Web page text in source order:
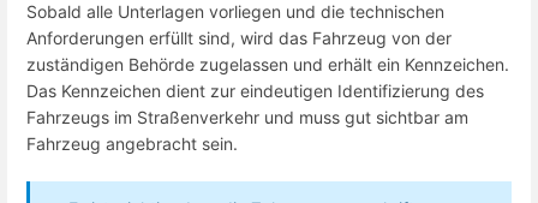
Sobald alle Unterlagen vorliegen und die technischen
Anforderungen erfüllt sind, wird das Fahrzeug von der
zuständigen Behörde zugelassen und erhält ein Kennzeichen.
Das Kennzeichen dient zur eindeutigen Identifizierung des
Fahrzeugs im Straßenverkehr und muss gut sichtbar am
Fahrzeug angebracht sein.